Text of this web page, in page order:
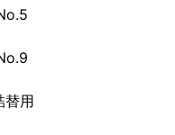
替用